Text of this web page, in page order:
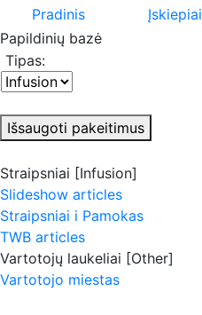
Pradinis
Įskiepiai
Papildinių bazė
Tipas:
Išsaugoti pakeitimus
Straipsniai [Infusion]
Slideshow articles
Straipsniai i Pamokas
TWB articles
Vartotojų laukeliai [Other]
Vartotojo miestas